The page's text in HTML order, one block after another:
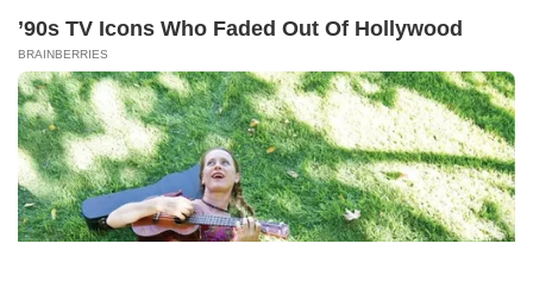
Kabarbaru.co menyajikan berita aktual dan
inspiratif dari sudut pandang berbaik sangka
Follow Kabarbaru